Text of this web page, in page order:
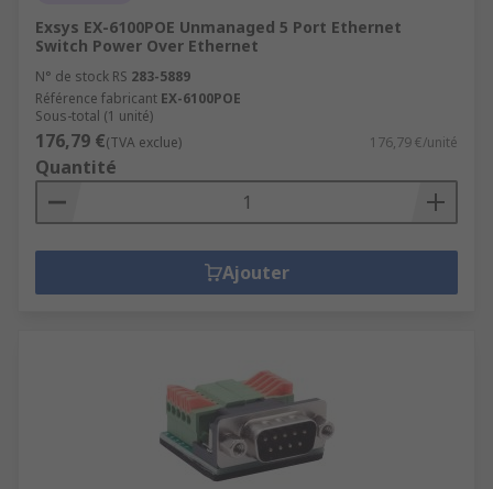
Exsys EX-6100POE Unmanaged 5 Port Ethernet
Switch Power Over Ethernet
N° de stock RS 283-5889
Référence fabricant EX-6100POE
Sous-total (1 unité)
176,79 €(TVA exclue) 176,79 €/unité
Quantité
Ajouter